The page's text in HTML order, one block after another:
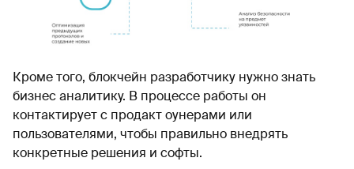
Кроме того, блокчейн разработчику нужно знать
бизнес аналитику. В процессе работы он
контактирует с продакт оунерами или
пользователями, чтобы правильно внедрять
конкретные решения и софты.